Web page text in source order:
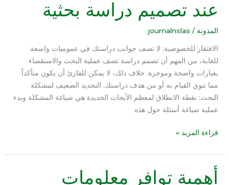
عند تصميم دراسة بحثية
المدونة /
journalnslas
الافتقار للخصوصية: لا تصف جوانب دراستك في عموميات واسعة
للغاية، من المهم أن تصمم دراسة تصف عملية البحث والاستقصاء
بعبارات واضحة وموجزة. خلاف ذلك، لا يمكن للقارئ أن يكون متأكداً
مما تنوي القيام به أو من هدف دراستك. التحديد الضعيف لمشكلة
البحث: نقطة الانطلاق لمعظم الأبحاث الجديدة هي صياغة المشكلة وبدء
عملية صياغة أسئلة حول هذه
تجنبها
عند
دراسة
بحثية
قراءة المزيد »
أهمية توافر معلومات
أهمية